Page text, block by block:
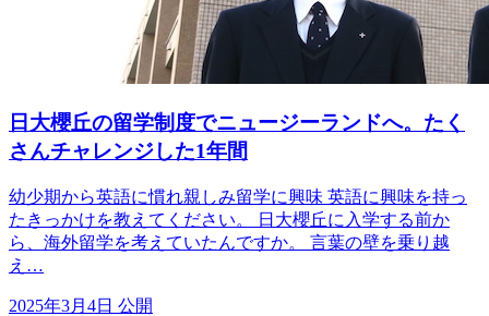
日大櫻丘の留学制度でニュージーランドへ。たく
さんチャレンジした1年間
幼少期から英語に慣れ親しみ留学に興味 英語に興味を持っ
たきっかけを教えてください。 日大櫻丘に入学する前か
ら、海外留学を考えていたんですか。 言葉の壁を乗り越
え…
2025年3月4日 公開